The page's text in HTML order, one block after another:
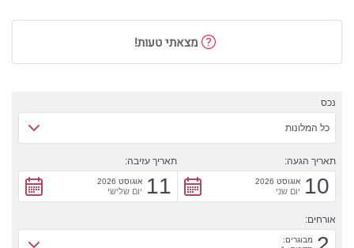
מצאתי טעות!
נכס
כל המלונות
תאריך הגעה:
10 אוגוסט 2026
יום שני
תאריך עזיבה:
11 אוגוסט 2026
יום שלישי
אורחים:
מבוגרים: